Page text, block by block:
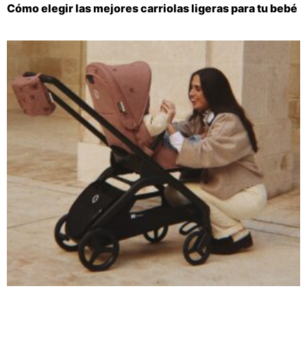
Cómo elegir las mejores carriolas ligeras para tu bebé